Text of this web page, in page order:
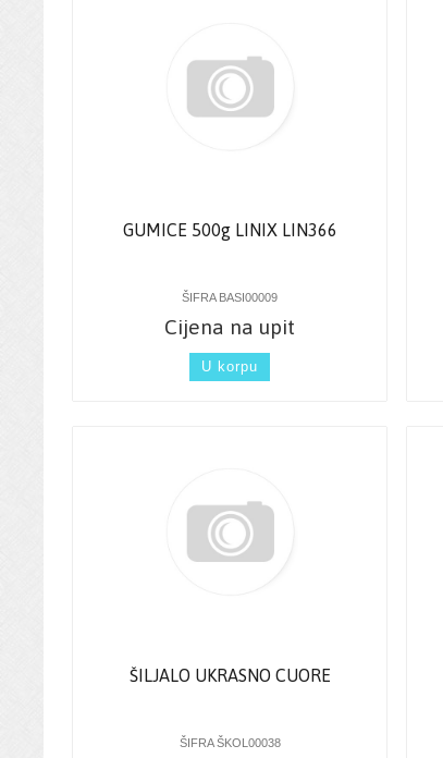
GUMICE 500g LINIX LIN366
ŠIFRA BASI00009
Cijena na upit
U korpu
ŠILJALO UKRASNO CUORE
ŠIFRA ŠKOL00038